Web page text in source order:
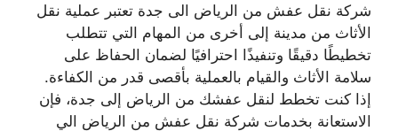
شركة نقل عفش من الرياض الى جدة تعتبر عملية نقل
الأثاث من مدينة إلى أخرى من المهام التي تتطلب
تخطيطًا دقيقًا وتنفيذًا احترافيًا لضمان الحفاظ على
سلامة الأثاث والقيام بالعملية بأقصى قدر من الكفاءة.
إذا كنت تخطط لنقل عفشك من الرياض إلى جدة، فإن
الاستعانة بخدمات شركة نقل عفش من الرياض الي